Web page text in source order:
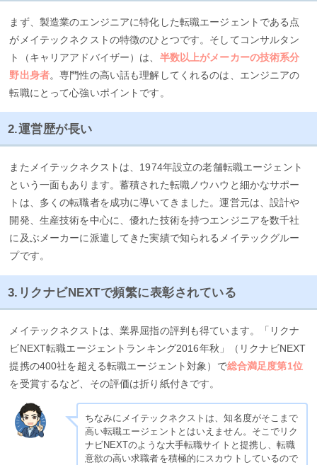
まず、製造業のエンジニアに特化した転職エージェントである点
がメイテックネクストの特徴のひとつです。そしてコンサルタン
ト（キャリアアドバイザー）は、 半数以上がメーカーの技術系分
野出身者。専門性の高い話も理解してくれるのは、エンジニアの
転職にとって心強いポイントです。
2.運営歴が長い
またメイテックネクストは、1974年設立の老舗転職エージェント
という一面もあります。蓄積された転職ノウハウと細かなサポー
トは、多くの転職者を成功に導いてきました。運営元は、設計や
開発、生産技術を中心に、優れた技術を持つエンジニアを数千社
に及ぶメーカーに派遣してきた実績で知られるメイテックグルー
プです。
3.リクナビNEXTで頻繁に表彰されている
メイテックネクストは、業界屈指の評判も得ています。「リクナ
ビNEXT転職エージェントランキング2016年秋」（リクナビNEXT
提携の400社を超える転職エージェント対象）で総合満足度第1位
を受賞するなど、その評価は折り紙付きです。
ちなみにメイテックネクストは、知名度がそこまで
高い転職エージェントとはいえません。そこでリク
ナビNEXTのような大手転職サイトと提携し、転職
意欲の高い求職者を積極的にスカウトしているので